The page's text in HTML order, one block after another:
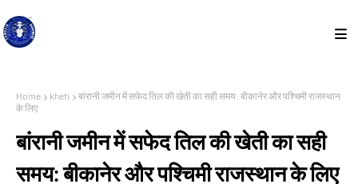
Home kheti
बांरानी जमीन में सफेद तिल की खेती का सही समय: बीकानेर और पश्चिमी राजस्थान
के लिए
बांरानी जमीन में सफेद तिल की खेती का सही
समय: बीकानेर और पश्चिमी राजस्थान के लिए